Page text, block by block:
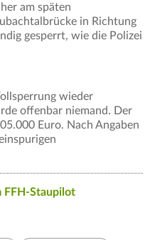
am späten
in Richtung
gesperrt, wie die Polizei
wieder
offenbar niemand. Der
Euro. Nach Angaben
FFH-Staupilot